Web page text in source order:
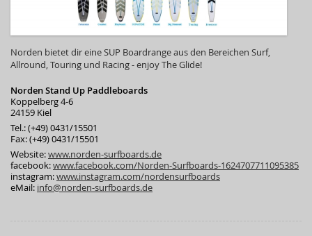
Norden bietet dir eine SUP Boardrange aus den Bereichen Surf,
Allround, Touring und Racing - enjoy The Glide!
Norden Stand Up Paddleboards
Koppelberg 4-6
24159 Kiel
Tel.: (+49) 0431/15501
Fax: (+49) 0431/15501
Website:www.norden-surfboards.de
facebook:www.facebook.com/Norden-Surfboards-1624707711095385
instagram:www.instagram.com/nordensurfboards
eMail: info@norden-surfboards.de